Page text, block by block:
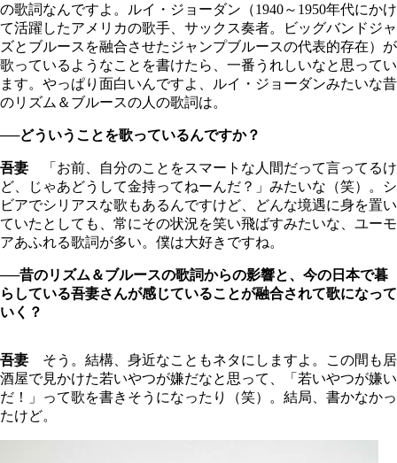
の歌詞なんですよ。ルイ・ジョーダン（1940～1950年代にかけ
て活躍したアメリカの歌手、サックス奏者。ビッグバンドジャ
ズとブルースを融合させたジャンプブルースの代表的存在）が
歌っているようなことを書けたら、一番うれしいなと思ってい
ます。やっぱり面白いんですよ、ルイ・ジョーダンみたいな昔
のリズム＆ブルースの人の歌詞は。
──どういうことを歌っているんですか？
吾妻 「お前、自分のことをスマートな人間だって言ってるけ
ど、じゃあどうして金持ってねーんだ？」みたいな（笑）。シ
ビアでシリアスな歌もあるんですけど、どんな境遇に身を置い
ていたとしても、常にその状況を笑い飛ばすみたいな、ユーモ
アあふれる歌詞が多い。僕は大好きですね。
──昔のリズム＆ブルースの歌詞からの影響と、今の日本で暮
らしている吾妻さんが感じていることが融合されて歌になって
いく？
吾妻 そう。結構、身近なこともネタにしますよ。この間も居
酒屋で見かけた若いやつが嫌だなと思って、「若いやつが嫌い
だ！」って歌を書きそうになったり（笑）。結局、書かなかっ
たけど。